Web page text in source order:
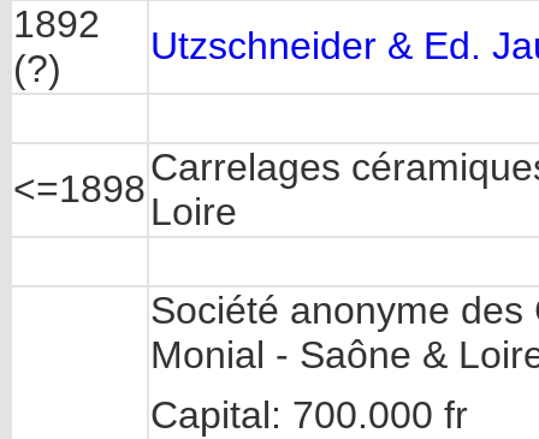
1892
(?)
Utzschneider & Ed.
<=1898Carrelages
Loire
Société anonyme
Monial - Saône &
Capital: 700.000 fr